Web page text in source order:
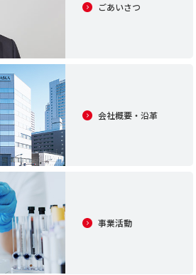
ごあいさつ
会社概要・沿革
事業活動